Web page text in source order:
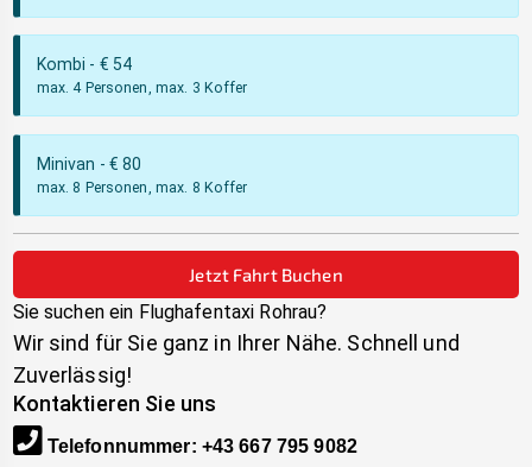
Kombi - € 54
max. 4 Personen, max. 3 Koffer
Minivan - €80
max. 8 Personen, max. 8 Koffer
Jetzt Fahrt Buchen
Sie suchen ein Flughafentaxi Rohrau?
Wir sind für Sie ganz in Ihrer Nähe. Schnell und
Zuverlässig!
Kontaktieren Sie uns
Telefonnummer: +43 667 795 9082